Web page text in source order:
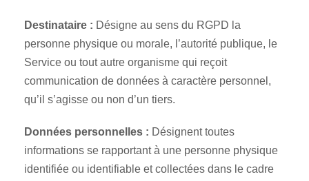
Destinataire : Désigne au sens du RGPD la
personne physique ou morale, l’autorité publique, le
Service ou tout autre organisme qui reçoit
communication de données à caractère personnel,
qu’il s’agisse ou non d’un tiers.
Données personnelles : Désignent toutes
informations se rapportant à une personne physique
identifiée ou identifiable et collectées dans le cadre